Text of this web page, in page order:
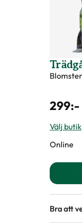
299:-
Välj butik
Online
Bra att